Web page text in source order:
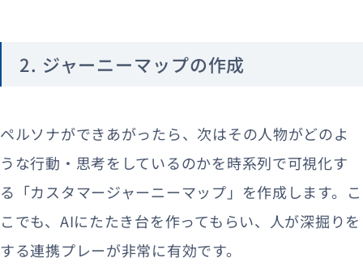
2. ジャーニーマップの作成
ペルソナができあがったら、次はその人物がどのよ
うな行動・思考をしているのかを時系列で可視化す
る「カスタマージャーニーマップ」を作成します。こ
こでも、AIにたたき台を作ってもらい、人が深掘りを
する連携プレーが非常に有効です。